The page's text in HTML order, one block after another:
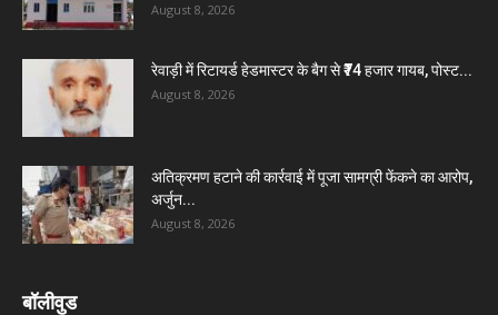
August 8, 2026
रेवाड़ी में रिटायर्ड हेडमास्टर के बैग से ₹74 हजार गायब, पोस्ट...
August 8, 2026
अतिक्रमण हटाने की कार्रवाई में पूजा सामग्री फेंकने का आरोप,
अर्जुन...
August 8, 2026
बॉलीवुड